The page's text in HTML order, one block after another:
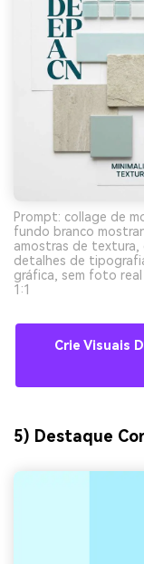
Prompt: collage de
fundo branco
amostras de textura,
detalhes de
gráfica, sem foto
1:1
Crie Visuais
5) Destaque